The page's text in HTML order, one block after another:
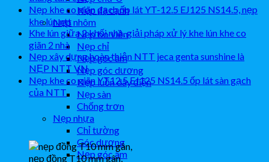
Nẹp đa cạnh
Nẹp nhôm
Nẹp bo viền
Nẹp chỉ
Nẹp góc âm
Nẹp góc dương
Nẹp luồn dây điện
Nẹp sàn
Chống trơn
Nẹp nhựa
Chỉ tường
Góc dương
Nẹp góc âm
Nẹp khe co giãn gạch ốp lát YT-12.5 EJ125 NS14.5, nẹp
khe lún ntt
Khe lún giữa 2 khối nhà, giải pháp xử lý khe lún khe co
giãn 2 nhà
Nẹp xây dựng hoàn thiện NTT jeca genta sunshine là
NẸP NTT VN
Nẹp khe co giãn YT12.5 EJ125 NS14.5 ốp lát sàn gạch
của NTT
nẹp đồng T10 mm gân,